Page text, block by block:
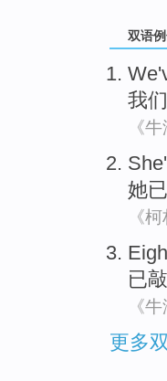
双语
We
我们
《
She
她
《
已
《
更多